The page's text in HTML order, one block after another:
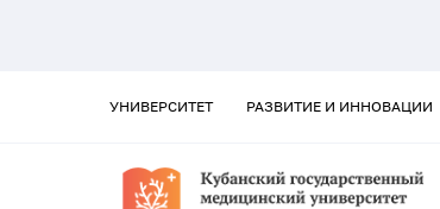
УНИВЕРСИТЕТ РАЗВИТИЕ И ИННОВАЦИИ